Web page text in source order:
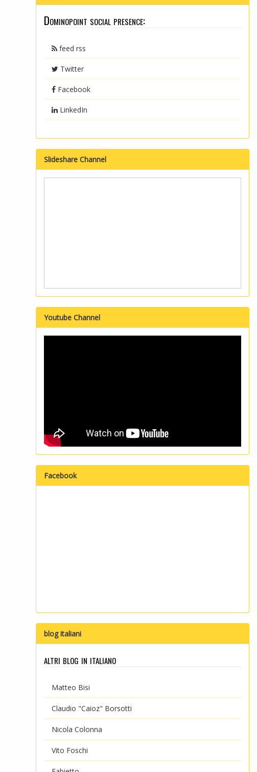
Dominopoint social presence:
feed rss
Twitter
Facebook
LinkedIn
Slideshare Channel
Youtube Channel
Facebook
blog italiani
altri blog in italiano
Matteo Bisi
Claudio "Caioz" Borsotti
Nicola Colonna
Vito Foschi